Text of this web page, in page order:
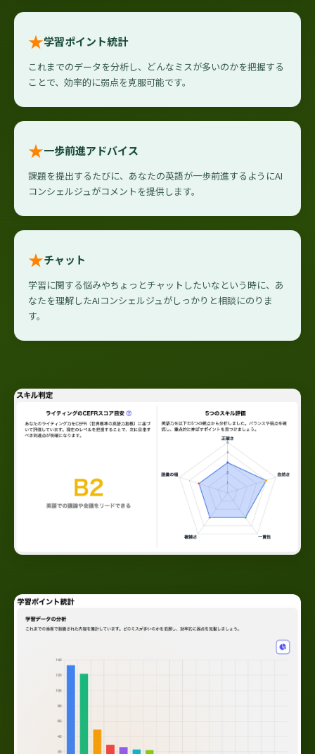
★学習ポイント統計
これまでのデータを分析し、どんなミスが多いのかを把握する
ことで、効率的に弱点を克服可能です。
★一歩前進アドバイス
課題を提出するたびに、あなたの英語が一歩前進するようにAI
コンシェルジュがコメントを提供します。
★チャット
学習に関する悩みやちょっとチャットしたいなという時に、あ
なたを理解したAIコンシェルジュがしっかりと相談にのりま
す。